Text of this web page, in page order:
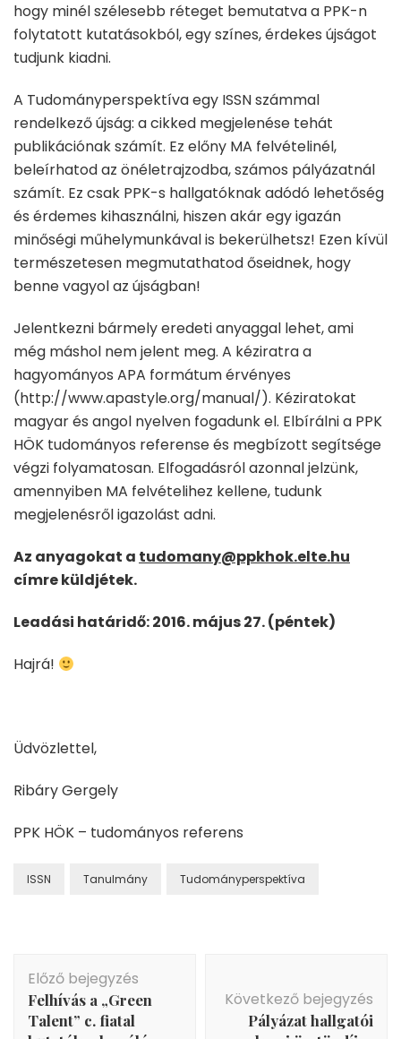
hogy minél szélesebb réteget bemutatva a PPK-n
folytatott kutatásokból, egy színes, érdekes újságot
tudjunk kiadni.
A Tudományperspektíva egy ISSN számmal
rendelkező újság: a cikked megjelenése tehát
publikációnak számít. Ez előny MA felvételinél,
beleírhatod az önéletrajzodba, számos pályázatnál
számít. Ez csak PPK-s hallgatóknak adódó lehetőség
és érdemes kihasználni, hiszen akár egy igazán
minőségi műhelymunkával is bekerülhetsz! Ezen kívül
természetesen megmutathatod őseidnek, hogy
benne vagyol az újságban!
Jelentkezni bármely eredeti anyaggal lehet, ami
még máshol nem jelent meg. A kéziratra a
hagyományos APA formátum érvényes
(http://www.apastyle.org/manual/). Kéziratokat
magyar és angol nyelven fogadunk el. Elbírálni a PPK
HÖK tudományos referense és megbízott segítsége
végzi folyamatosan. Elfogadásról azonnal jelzünk,
amennyiben MA felvételihez kellene, tudunk
megjelenésről igazolást adni.
Az anyagokat a tudomany@ppkhok.elte.hu
címre küldjétek.
Leadási határidő: 2016. május 27. (péntek)
Hajrá!
Üdvözlettel,
Ribáry Gergely
PPK HÖK – tudományos referens
ISSN Tanulmány Tudományperspektíva
navigáció
Előző bejegyzés
Felhívás a „Green
Talent” c. fiatal
Következő bejegyzés
Pályázat hallgatói